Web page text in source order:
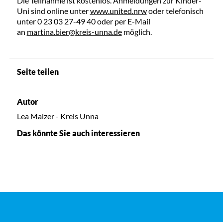
Uni sind online unterwww.united.nrwoder telefonisch
unter 0 23 03 27-49 40 oder per E-Mail
an martina.bier@kreis-unna.demöglich.
Seite teilen
Autor
Lea Malzer - Kreis Unna
Das könnte Sie auch interessieren